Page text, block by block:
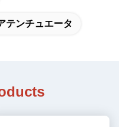
テンチュエータ